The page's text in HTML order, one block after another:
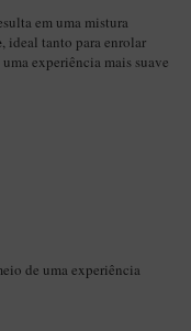
em uma mistura
, ideal tanto para enrolar
experiência mais suave
de uma experiência